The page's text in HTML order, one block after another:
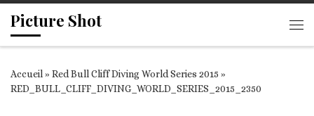
Passer au contenu
Picture Shot
Accueil» Red Bull Cliff Diving World Series 2015 »
RED_BULL_CLIFF_DIVING_WORLD_SERIES_2015_2350